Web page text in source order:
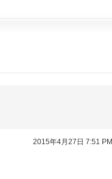
2015年4月27日 7:51 PM